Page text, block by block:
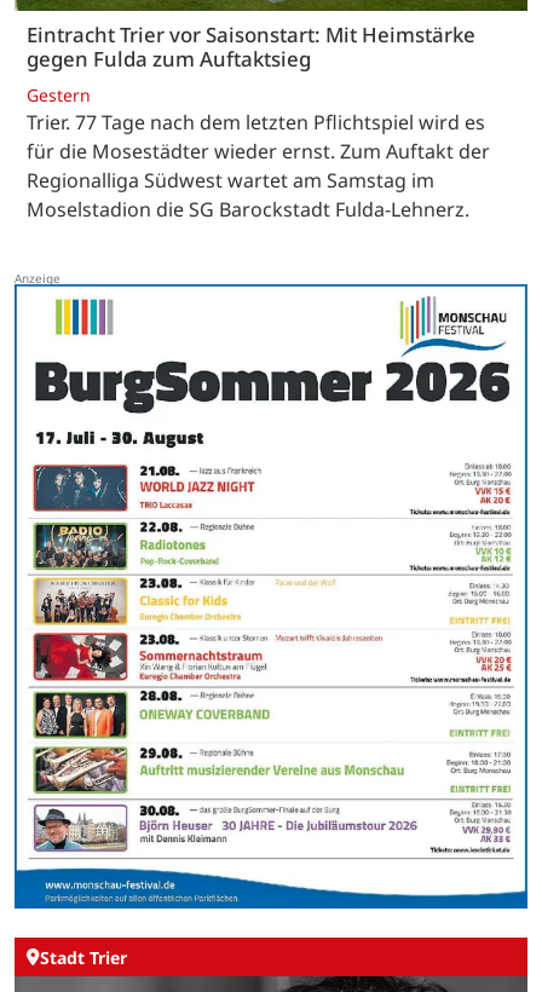
Eintracht Trier vor Saisonstart: Mit Heimstärke
gegen Fulda zum Auftaktsieg
Gestern
Trier. 77 Tage nach dem letzten Pflichtspiel wird es
für die Mosestädter wieder ernst. Zum Auftakt der
Regionalliga Südwest wartet am Samstag im
Moselstadion die SG Barockstadt Fulda-Lehnerz.
Stadt Trier